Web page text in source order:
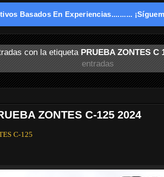
Basados En Experiencias..........
con la etiqueta PRUEBA ZONTES C
entradas
ZONTES C-125 2024
C-125